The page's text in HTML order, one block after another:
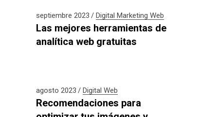
septiembre 2023 Digital Marketing Web
Las mejores herramientas de
analítica web gratuitas
agosto 2023 Digital Web
Recomendaciones para